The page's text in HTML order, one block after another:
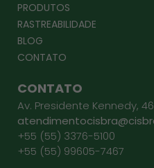
PRODUTOS
RASTREABILIDADE
BLOG
CONTATO
CONTATO
Av. Presidente Kennedy,
+55 (55) 3376-5100
+55 (55) 99605-7467